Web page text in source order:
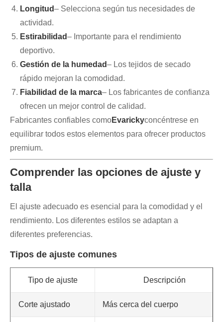
Longitud– Selecciona según tus necesidades de
actividad.
Estirabilidad– Importante para el rendimiento
deportivo.
Gestión de la humedad– Los tejidos de secado
rápido mejoran la comodidad.
Fiabilidad de la marca– Los fabricantes de confianza
ofrecen un mejor control de calidad.
Fabricantes confiables comoEvarickyconcéntrese en
equilibrar todos estos elementos para ofrecer productos
premium.
Comprender las opciones de ajuste y
talla
El ajuste adecuado es esencial para la comodidad y el
rendimiento. Los diferentes estilos se adaptan a
diferentes preferencias.
Tipos de ajuste comunes
Tipo de ajuste Descripción
Corte ajustado Más cerca del cuerpo